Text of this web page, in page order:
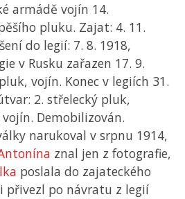
armádě vojín 14.
pluku. Zajat: 4. 11.
do legií: 7. 8. 1918,
v Rusku zařazen 17. 9.
vojín. Konec v legiích 31.
2. střelecký pluk,
Demobilizován.
narukoval v srpnu 1914,
znal jen z fotografie,
poslala do zajateckého
přivezl po návratu z legií